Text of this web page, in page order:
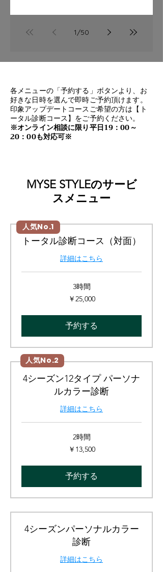
1/50
各メニューの「予約する」ボタンより、お
好きな日時を選んで即時ご予約頂けます。
印象アップデートコースご希望の方は【ト
ータル診断コース】をご予約ください。
​​※オンライン相談に限り平日19：00～
20：00も対応可※
MYSE STYLEのサービ
スメニュー
トータル診断コース（対面）
詳細はこちら
3時間
￥25,000
予約する
4シーズン12タイプ パーソナ
ルカラー診断
詳細はこちら
2時間
￥13,500
予約する
4シーズンパーソナルカラー
診断
詳細はこちら
人気No.1
人気No.2